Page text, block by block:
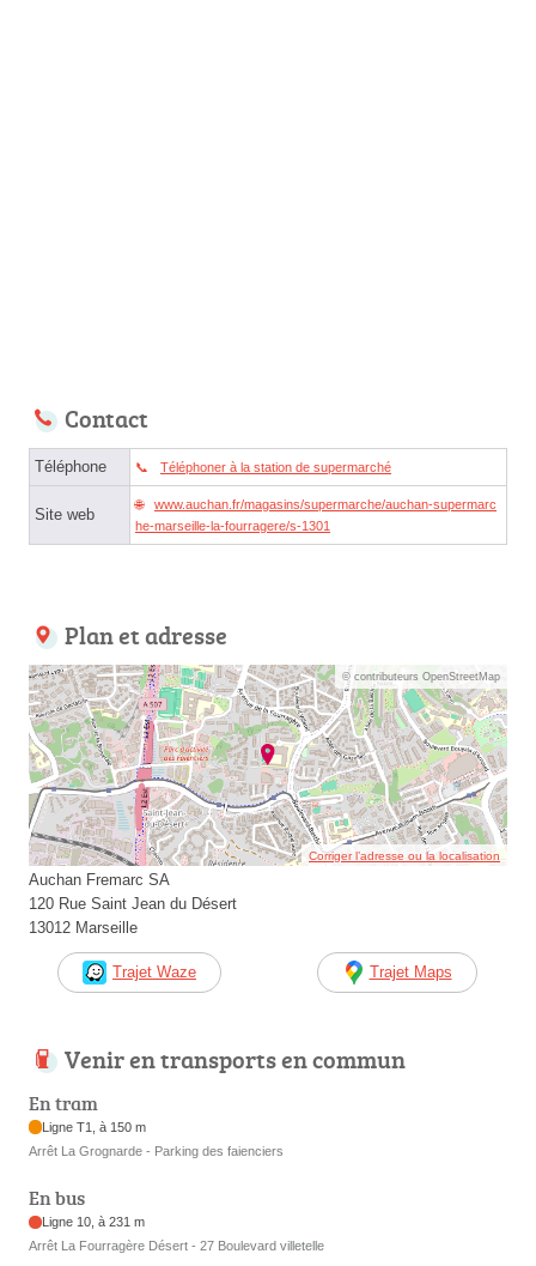
Contact
Téléphone Téléphoner à la station de supermarché
Site web
www.auchan.fr/magasins/supermarche/auchan-supermarc
he-marseille-la-fourragere/s-1301
Plan et adresse
© contributeurs OpenStreetMap
Corriger l’adresse ou la localisation
Auchan Fremarc SA
120 Rue Saint Jean du Désert
13012 Marseille
Trajet Waze Trajet Maps
Venir en transports en commun
En tram
Ligne T1, à 150 m
Arrêt La Grognarde - Parking des faienciers
En bus
Ligne 10, à 231 m
Arrêt La Fourragère Désert - 27 Boulevard villetelle